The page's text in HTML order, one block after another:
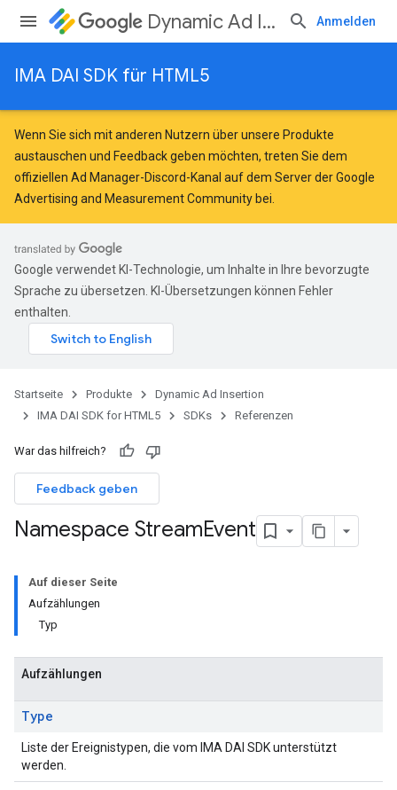
Dynamic Ad Insertion Anmelden
IMA DAI SDK für HTML5
Wenn Sie sich mit anderen Nutzern über unsere Produkte
austauschen und Feedback geben möchten, treten Sie dem
offiziellen Ad Manager-Discord-Kanal auf dem Server derGoogle
Advertising and Measurement Community bei.
Google verwendet KI-Technologie, um Inhalte in Ihre bevorzugte
Sprache zu übersetzen. KI-Übersetzungen können Fehler
enthalten.
Startseite Produkte
Dynamic Ad Insertion
IMA DAI SDK for HTML5
SDKs Referenzen
War das hilfreich?
Feedback geben
Namespace StreamEvent
Auf dieser Seite
Aufzählungen
Typ
Aufzählungen
Type
Liste der Ereignistypen, die vom IMA DAI SDK unterstützt
werden.